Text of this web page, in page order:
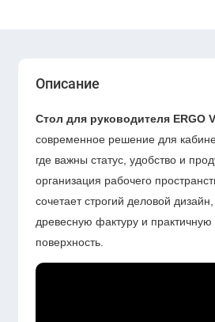
Описание
Стол для руководителя ERGO
современное решение для
где важны статус, удобство и
организация рабочего
сочетает строгий деловой
древесную фактуру и
поверхность.